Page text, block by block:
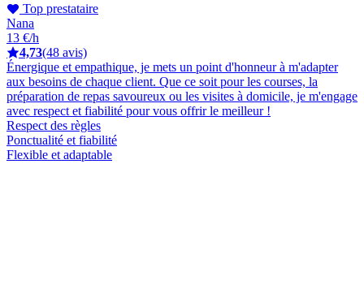
Top prestataire
Nana
13 €/h
4,73(48 avis)
Énergique et empathique, je mets un point d'honneur à m'adapter
aux besoins de chaque client. Que ce soit pour les courses, la
préparation de repas savoureux ou les visites à domicile, je m'engage
avec respect et fiabilité pour vous offrir le meilleur !
Respect des règles
Ponctualité et fiabilité
Flexible et adaptable